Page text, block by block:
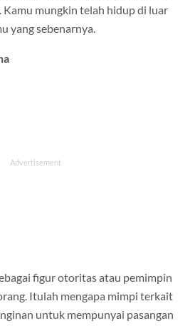
Kamu mungkin telah hidup di luar
yang sebenarnya.
figur otoritas atau pemimpin
Itulah mengapa mimpi terkait
untuk mempunyai pasangan